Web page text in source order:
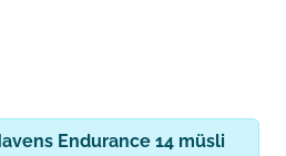
Endurance 14 müsli